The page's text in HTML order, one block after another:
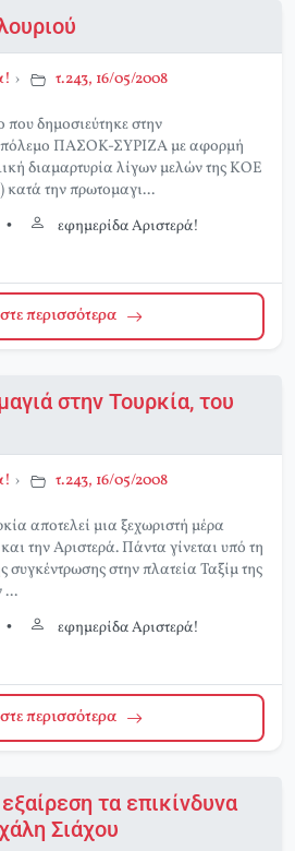
› τ.243, 16/05/2008
δημοσιεύτηκε στην
πόλεμο ΠΑΣΟΚ-ΣΥΡΙΖΑ με αφορμή
διαμαρτυρία λίγων μελών της ΚΟΕ
την πρωτομαγι...
• εφημερίδα Αριστερά!
περισσότερα
στην Τουρκία, του
› τ.243, 16/05/2008
αποτελεί μια ξεχωριστή μέρα
την Αριστερά. Πάντα γίνεται υπό τη
συγκέντρωσης στην πλατεία Ταξίμ της
...
• εφημερίδα Αριστερά!
περισσότερα
τα επικίνδυνα
Σιάχου